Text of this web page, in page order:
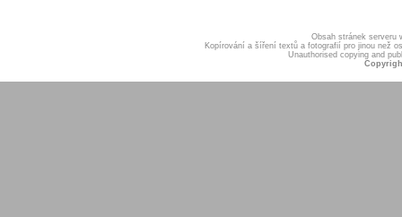
Obsah stránek serveru
Kopírování a šíření textů a fotografií pro jinou než
Unauthorised copying and